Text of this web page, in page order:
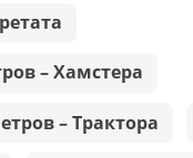
– Хамстера
– Трактора